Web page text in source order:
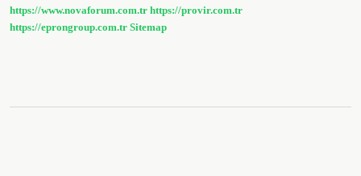
https://www.novaforum.com.tr https://provir.com.tr
https://eprongroup.com.tr Sitemap